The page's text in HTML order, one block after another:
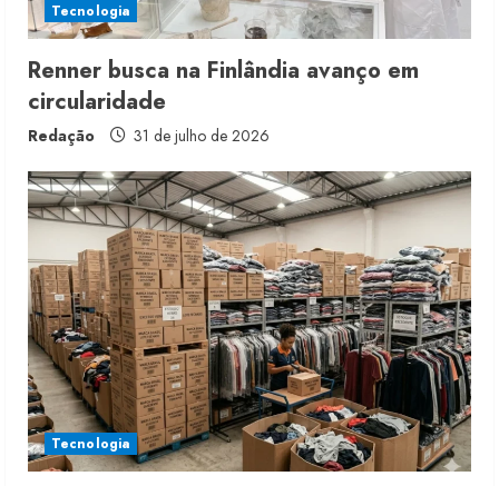
g
Tecnologia
Renner busca na Finlândia avanço em
circularidade
Redação 31 de julho de 2026
Tecnologia